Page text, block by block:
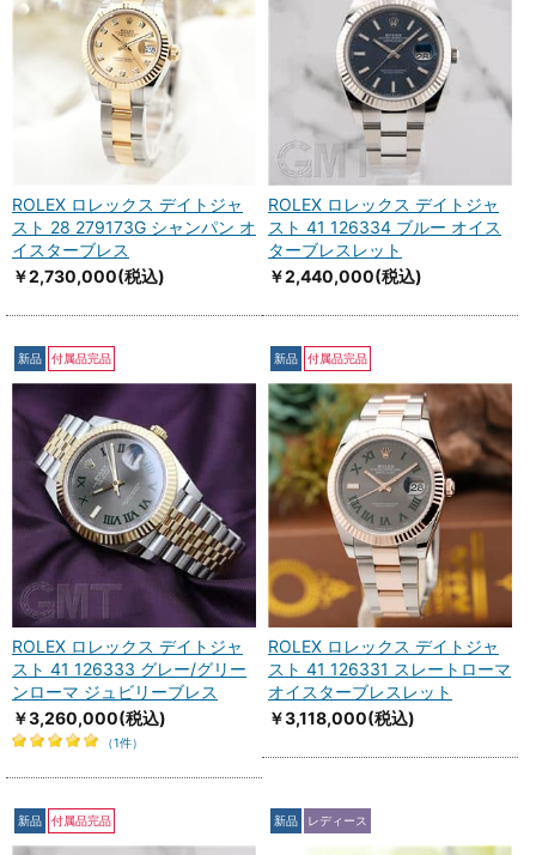
ROLEX ロレックス デイトジャ
スト 28 279173G シャンパン オ
イスターブレス
￥2,730,000(税込)
ROLEX ロレックス デイトジャ
スト 41 126334 ブルー オイス
ターブレスレット
￥2,440,000(税込)
新品 付属品完品
ROLEX ロレックス デイトジャ
スト 41 126333 グレー/グリー
ンローマ ジュビリーブレス
￥3,260,000(税込)
（1件）
新品 付属品完品
ROLEX ロレックス デイトジャ
スト 41 126331 スレートローマ
オイスターブレスレット
￥3,118,000(税込)
新品 付属品完品 新品 レディース